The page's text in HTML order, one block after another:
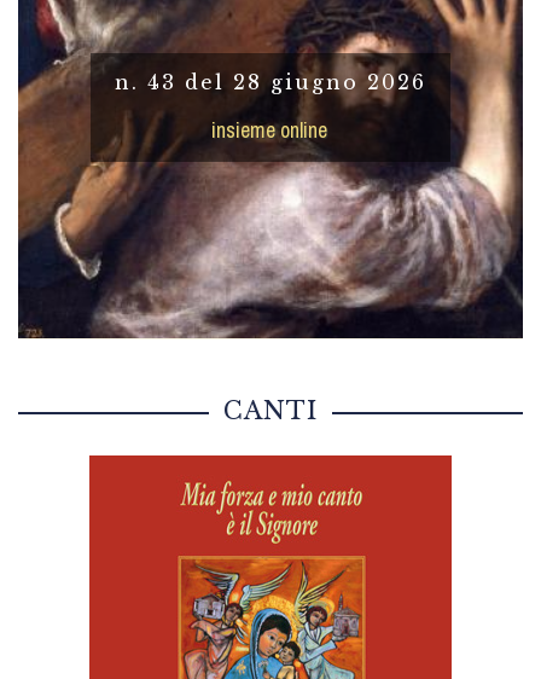
n. 43 del 28 giugno 2026
insieme online
CANTI